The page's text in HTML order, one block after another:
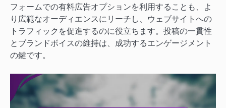
フォームでの有料広告オプションを利用することも、よ
り広範なオーディエンスにリーチし、ウェブサイトへの
トラフィックを促進するのに役立ちます。投稿の一貫性
とブランドボイスの維持は、成功するエンゲージメント
の鍵です。